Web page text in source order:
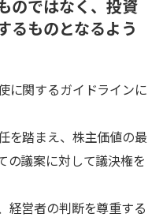
のではなく、投資
るものとなるよう
に関するガイドラインに
を踏まえ、株主価値の最
の議案に対して議決権を
経営者の判断を尊重する